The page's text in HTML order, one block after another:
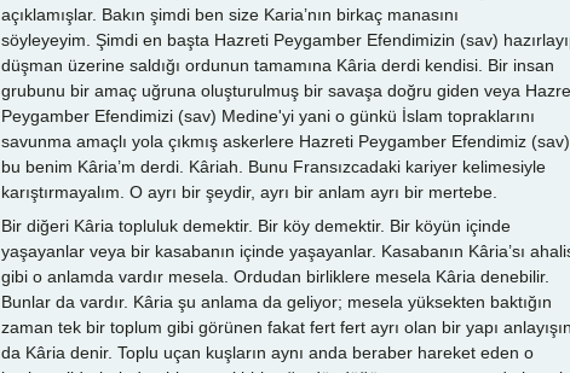
açıklamışlar. Bakın şimdi ben size Karia’nın birkaç manasını
söyleyeyim. Şimdi en başta Hazreti Peygamber Efendimizin (sav)
düşman üzerine saldığı ordunun tamamına Kâria derdi kendisi. Bir insan
grubunu bir amaç uğruna oluşturulmuş bir savaşa doğru giden veya
Peygamber Efendimizi (sav) Medine'yi yani o günkü İslam topraklarını
savunma amaçlı yola çıkmış askerlere Hazreti Peygamber Efendimiz (sav)
bu benim Kâria’m derdi. Kâriah. Bunu Fransızcadaki kariyer kelimesiyle
karıştırmayalım. O ayrı bir şeydir, ayrı bir anlam ayrı bir mertebe.
Bir diğeri Kâria topluluk demektir. Bir köy demektir. Bir köyün içinde
yaşayanlar veya bir kasabanın içinde yaşayanlar. Kasabanın Kâria’sı
gibi o anlamda vardır mesela. Ordudan birliklere mesela Kâria denebilir.
Bunlar da vardır. Kâria şu anlama da geliyor; mesela yüksekten baktığın
zaman tek bir toplum gibi görünen fakat fert fert ayrı olan bir yapı
da Kâria denir. Toplu uçan kuşların aynı anda beraber hareket eden o